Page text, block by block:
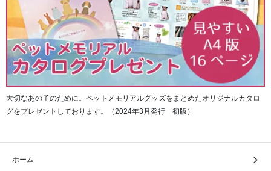
大切なあの子のために。ペットメモリアルグッズをまとめたオリジナルカタロ
グをプレゼントしております。（2024年3月発行 初版）
ホーム